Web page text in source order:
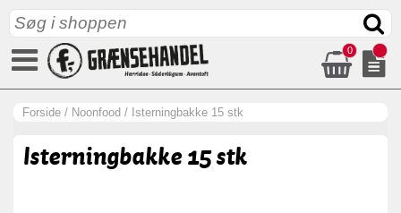
0
Forside / Noonfood / Isterningbakke 15 stk
Isterningbakke 15 stk